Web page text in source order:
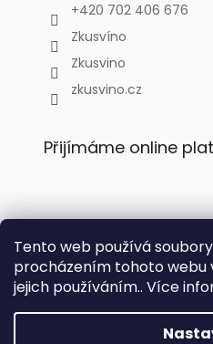
Tento web používá
procházením tohoto webu
jejich používáním.. Více
+420 702 406 676
Zkusvíno
Zkusvino
zkusvino.cz
Přijímáme online
Facebook